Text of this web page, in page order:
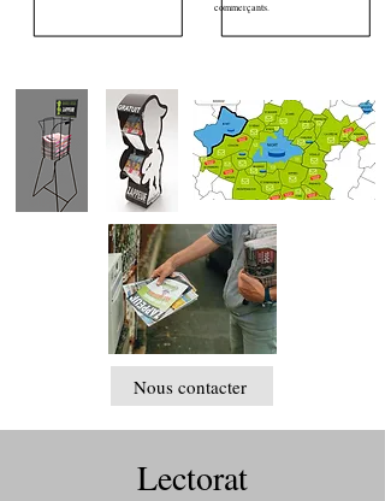
commerçants.
Nous contacter
Lectorat